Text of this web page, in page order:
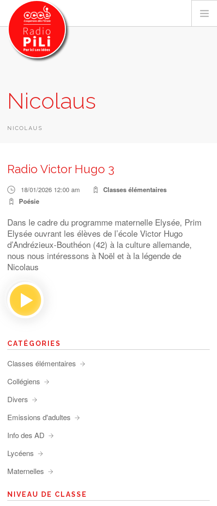
GRILLE DES PROGRAMMES
EMISSIONS / PODCASTS
RECHERCHER
Nicolaus
NICOLAUS
Radio Victor Hugo 3
18/01/2026 12:00 am
Classes élémentaires
Poésie
Dans le cadre du programme maternelle Elysée, Prim
Elysée ouvrant les élèves de l’école Victor Hugo
d’Andrézieux-Bouthéon (42) à la culture allemande,
nous nous intéressons à Noël et à la légende de
Nicolaus
CATÉGORIES
Classes élémentaires
Collégiens
Divers
Emissions d'adultes
Info des AD
Lycéens
Maternelles
NIVEAU DE CLASSE